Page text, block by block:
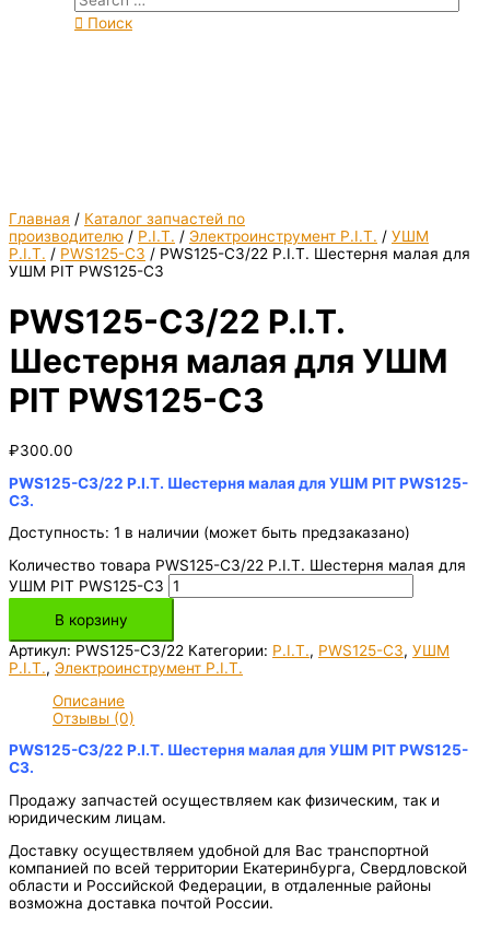
Поиск
Главная / Каталог запчастей по
производителю / P.I.T. / Электроинструмент P.I.T. / УШМ
P.I.T. / PWS125-C3 / PWS125-C3/22 P.I.T. Шестерня малая для
УШМ PIT PWS125-C3
PWS125-C3/22 P.I.T.
Шестерня малая для УШМ
PIT PWS125-C3
₽300.00
PWS125-C3/22 P.I.T. Шестерня малая для УШМ PIT PWS125-
C3.
Доступность: 1 в наличии (может быть предзаказано)
Количество товара PWS125-C3/22 P.I.T. Шестерня малая для
УШМ PIT PWS125-C3
В корзину
Артикул: PWS125-C3/22 Категории: P.I.T., PWS125-C3, УШМ
P.I.T., Электроинструмент P.I.T.
Описание
Отзывы (0)
PWS125-C3/22 P.I.T. Шестерня малая для УШМ PIT PWS125-
C3.
Продажу запчастей осуществляем как физическим, так и
юридическим лицам.
Доставку осуществляем удобной для Вас транспортной
компанией по всей территории Екатеринбурга, Свердловской
области и Российской Федерации, в отдаленные районы
возможна доставка почтой России.